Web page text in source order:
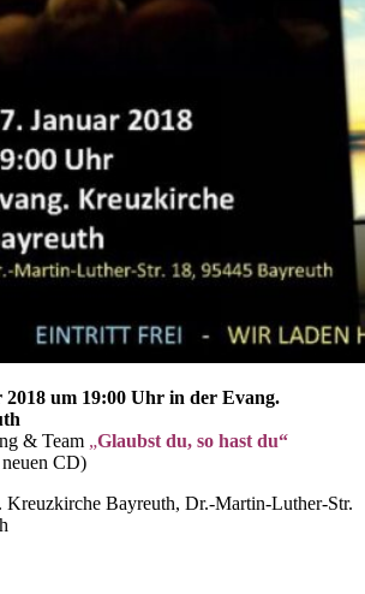
2018 um 19:00 Uhr in der Evang.
& Team „Glaubst du, so hast du“
CD)
Kreuzkirche Bayreuth, Dr.-Martin-Luther-Str.